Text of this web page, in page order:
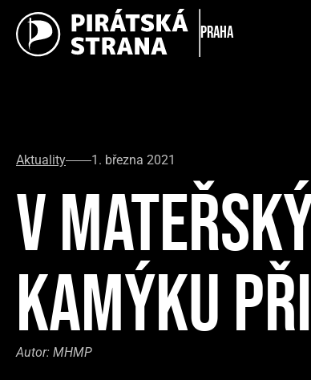
Praha
Aktuality 1. března 2021
V
KAMÝKU
Autor: MHMP